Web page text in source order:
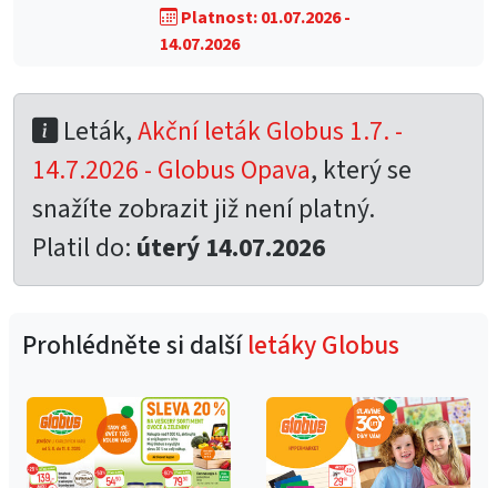
Platnost: 01.07.2026 -
14.07.2026
Leták,Akční leták Globus 1.7. -
14.7.2026 - Globus Opava, který se
snažíte zobrazit již není platný.
Platil do: úterý 14.07.2026
Prohlédněte si dalšíletáky Globus